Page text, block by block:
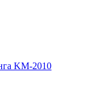
KM-2010